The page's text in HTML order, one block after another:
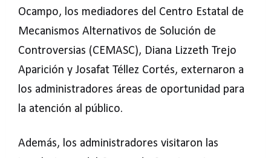
Ocampo, los mediadores del Centro Estatal de
Mecanismos Alternativos de Solución de
Controversias (CEMASC), Diana Lizzeth Trejo
Aparición y Josafat Téllez Cortés, externaron a
los administradores áreas de oportunidad para
la atención al público.
Además, los administradores visitaron las